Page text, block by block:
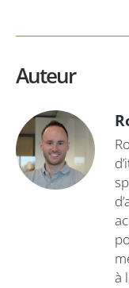
Auteur
à